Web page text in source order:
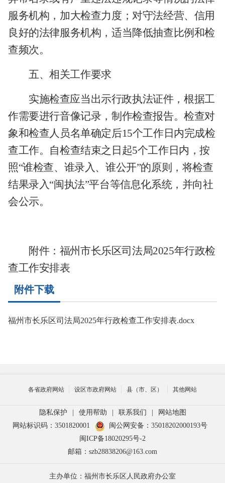
服务机构，加大检查力度；对守法经营、信用
良好的法律服务机构，适当降低抽查比例和检
查频次。
五、相关工作要求
实施检查应当出示行政执法证件，根据工
作需要进行音像记录，制作检查报告。检查对
象和检查人员名单确定后15个工作日内完成检
查工作。自检查结束之日起5个工作日内，按
照“谁检查、谁录入、谁公开”的原则，将检查
结果录入“闽执法”平台等信息化系统，并向社
会公示。
附件：福州市长乐区司法局2025年行政检
查工作安排表
附件下载
福州市长乐区司法局2025年行政检查工作安排表.docx
各省政府网站 设区市政府网站 县（市、区） 其他网站
隐私保护 使用帮助 联系我们
网站地图
网站标识码：3501820001
闽公网安备：35018202000193号
闽ICP备18020295号-2
邮箱：szb28838206@163.com
主办单位：福州市长乐区人民政府办公室